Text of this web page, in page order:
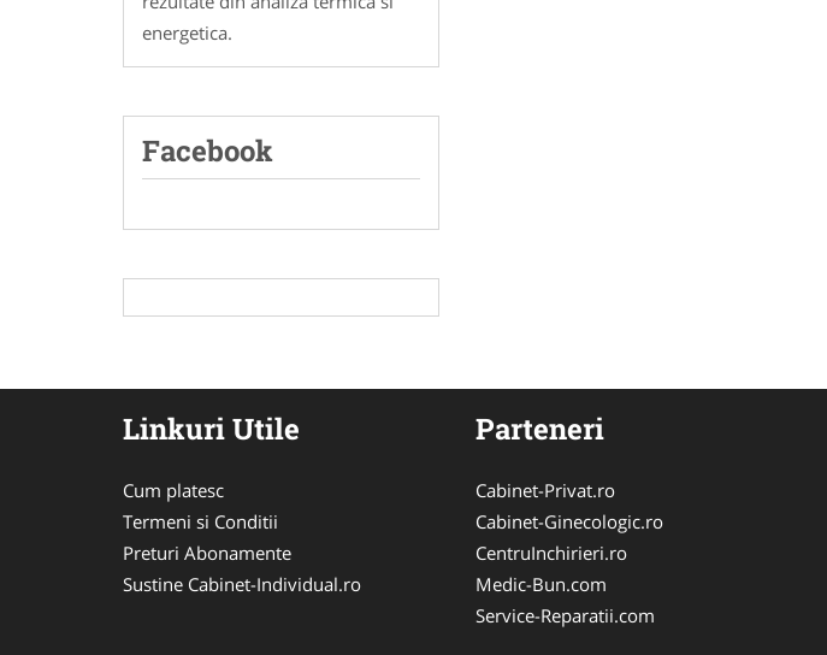
energetica.
Facebook
Linkuri Utile
Cum platesc
Termeni si Conditii
Preturi Abonamente
Sustine Cabinet-Individual.ro
Parteneri
Cabinet-Privat.ro
Cabinet-Ginecologic.ro
CentruInchirieri.ro
Medic-Bun.com
Service-Reparatii.com